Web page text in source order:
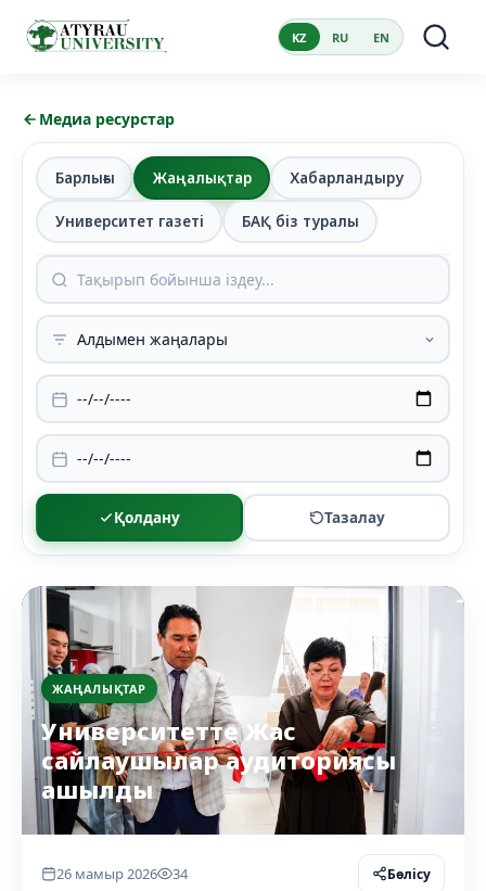
KZ RU EN
Медиа ресурстар
Барлығы Жаңалықтар Хабарландыру
Университет газеті БАҚ біз туралы
Қолдану Тазалау
ЖАҢАЛЫҚТАР
Университетте Жас
сайлаушылар аудиториясы
ашылды
26 мамыр 2026 34 Бөлісу